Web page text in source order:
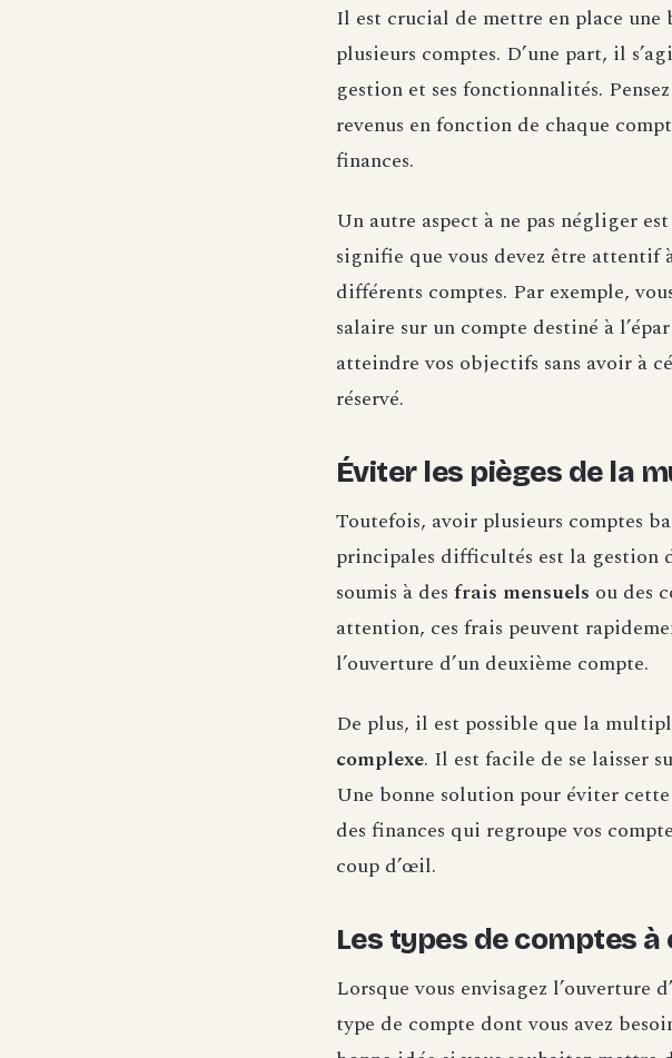
Il est crucial de mettre en place une
plusieurs comptes. D’une part, il
gestion et ses fonctionnalités.
revenus en fonction de chaque
finances.
Un autre aspect à ne pas négliger
signifie que vous devez être attentif
différents comptes. Par exemple,
salaire sur un compte destiné à
atteindre vos objectifs sans avoir à
réservé.
Éviter les pièges de la
Toutefois, avoir plusieurs comptes
principales difficultés est la gestion
soumis à des frais mensuels ou des
attention, ces frais peuvent
l’ouverture d’un deuxième compte.
De plus, il est possible que la
complexe. Il est facile de se laisser
Une bonne solution pour éviter
des finances qui regroupe vos
coup d’œil.
Les types de comptes
Lorsque vous envisagez
type de compte dont vous avez